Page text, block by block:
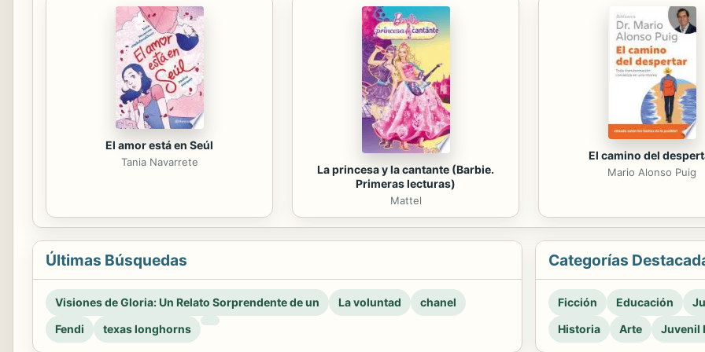
El amor está en Seúl
Tania Navarrete
La princesa y la cantante (Barbie.
Primeras lecturas)
Mattel
El camino del
Mario Alonso Puig
Últimas Búsquedas
Visiones de Gloria: Un Relato Sorprendente de un La voluntad
chanel
Fendi
texas longhorns
Categorías
Ficción Educación
Historia
Arte Juvenil